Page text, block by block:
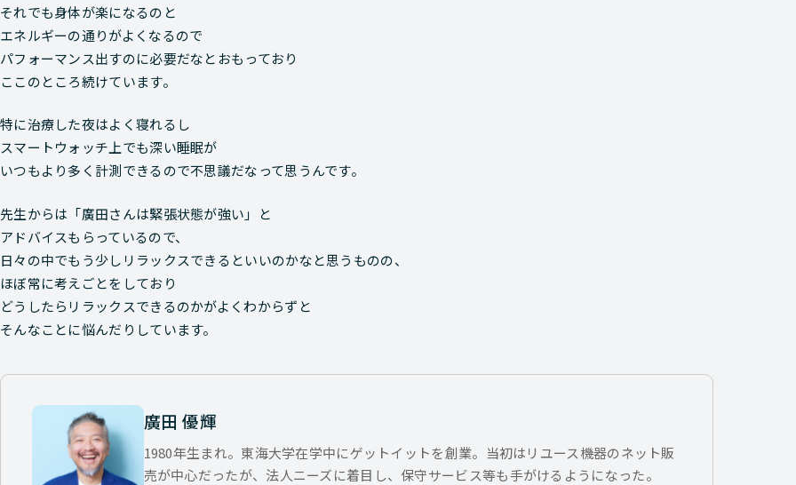
それでも身体が楽になるのと
エネルギーの通りがよくなるので
パフォーマンス出すのに必要だなとおもっており
ここのところ続けています。
特に治療した夜はよく寝れるし
スマートウォッチ上でも深い睡眠が
いつもより多く計測できるので不思議だなって思うんです。
先生からは「廣田さんは緊張状態が強い」と
アドバイスもらっているので、
日々の中でもう少しリラックスできるといいのかなと思うものの、
ほぼ常に考えごとをしており
どうしたらリラックスできるのかがよくわからずと
そんなことに悩んだりしています。
廣田 優輝
1980年生まれ。東海大学在学中にゲットイットを創業。当初はリユース機器のネット販
売が中心だったが、法人ニーズに着目し、保守サービス等も手がけるようになった。